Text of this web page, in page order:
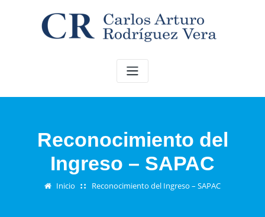
Reconocimiento del
Ingreso – SAPAC
Inicio Reconocimiento del Ingreso – SAPAC